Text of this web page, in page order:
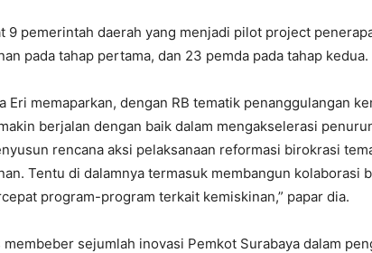
9 pemerintah daerah yang menjadi pilot project
pada tahap pertama, dan 23 pemda pada tahap kedua.
Eri memaparkan, dengan RB tematik penanggulangan
berjalan dengan baik dalam mengakselerasi
rencana aksi pelaksanaan reformasi birokrasi
Tentu di dalamnya termasuk membangun kolaborasi
program-program terkait kemiskinan,” papar dia.
membeber sejumlah inovasi Pemkot Surabaya dalam